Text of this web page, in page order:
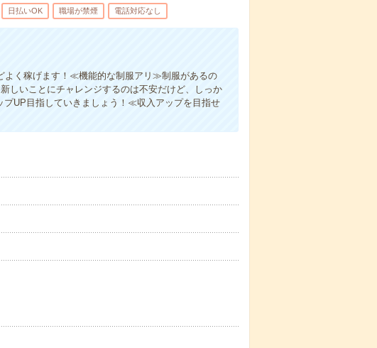
日払いOK 職場が禁煙 電話対応なし
く稼げます！≪機能的な制服アリ≫制服があるの
いことにチャレンジするのは不安だけど、しっか
プUP目指していきましょう！≪収入アップを目指せ